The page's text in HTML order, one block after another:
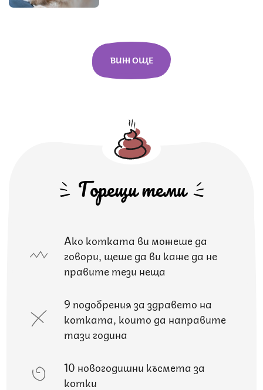
ВИЖ ОЩЕ
Горещи теми
Ако котката ви можеше да
говори, щеше да ви каже да не
правите тези неща
9 подобрения за здравето на
котката, които да направите
тази година
10 новогодишни късмета за
котки